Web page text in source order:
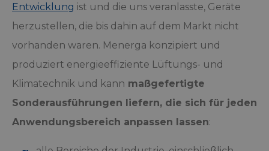
Entwicklung ist und die uns veranlasste, Geräte
herzustellen, die bis dahin auf dem Markt nicht
vorhanden waren. Menerga konzipiert und
produziert energieeffiziente Lüftungs- und
Klimatechnik und kann maßgefertigte
Sonderausführungen liefern, die sich für jeden
Anwendungsbereich anpassen lassen: